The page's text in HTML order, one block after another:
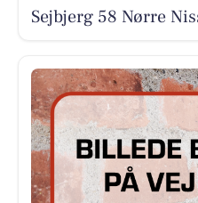
Sejbjerg 58 Nørre